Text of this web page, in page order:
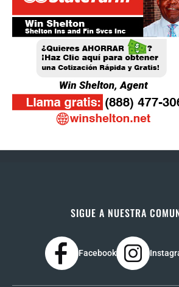
SIGUE A NUESTRA
Facebook